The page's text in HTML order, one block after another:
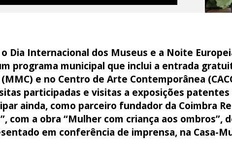
Dia Internacional dos Museus e a Noite
programa municipal que inclui a entrada
e no Centro de Arte Contemporânea
participadas e visitas a exposições
ainda, como parceiro fundador da Coimbra
a obra “Mulher com criança aos ombros”,
em conferência de imprensa, na Casa-